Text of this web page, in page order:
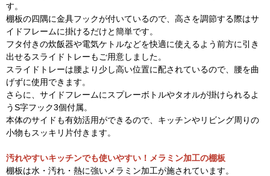
す。
棚板の四隅に金具フックが付いているので、高さを調節する際はサ
イドフレームに掛けるだけと簡単です。
フタ付きの炊飯器や電気ケトルなどを快適に使えるよう前方に引き
出せるスライドトレーもご用意しました。
スライドトレーは腰より少し高い位置に配されているので、腰を曲
げずに使用できます。
さらに、サイドフレームにスプレーボトルやタオルが掛けられるよ
うS字フック3個付属。
本体のサイドも有効活用ができるので、キッチンやリビング周りの
小物もスッキリ片付きます。
汚れやすいキッチンでも使いやすい！メラミン加工の棚板
棚板は水・汚れ・熱に強いメラミン加工が施されています。